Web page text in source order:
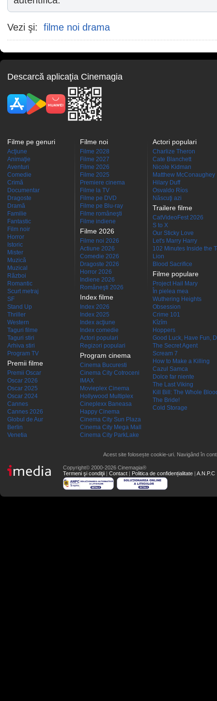
Vezi şi: filme noi drama
Descarcă aplicaţia Cinemagia
Filme pe genuri
Acţiune
Animaţie
Aventuri
Comedie
Crimă
Documentar
Dragoste
Dramă
Familie
Fantastic
Film noir
Horror
Istoric
Mister
Muzică
Muzical
Război
Romantic
Scurt metraj
SF
Stand Up
Thriller
Western
Taguri filme
Taguri stiri
Arhiva stiri
Program TV
Premii filme
Premii Oscar
Oscar 2026
Oscar 2025
Oscar 2024
Cannes
Cannes 2026
Globul de Aur
Berlin
Venetia
Filme noi
Filme 2028
Filme 2027
Filme 2026
Filme 2025
Premiere cinema
Filme la TV
Filme pe DVD
Filme pe Blu-ray
Filme româneşti
Filme indiene
Filme 2026
Filme noi 2026
Actiune 2026
Comedie 2026
Dragoste 2026
Horror 2026
Indiene 2026
Româneşti 2026
Index filme
Index 2026
Index 2025
Index acţiune
Index comedie
Actori populari
Regizori populari
Program cinema
Cinema Bucuresti
Cinema City Cotroceni
IMAX
Movieplex Cinema
Hollywood Multiplex
Cineplexx Baneasa
Happy Cinema
Cinema City Sun Plaza
Cinema City Mega Mall
Cinema City ParkLake
Actori populari
Charlize Theron
Cate Blanchett
Nicole Kidman
Matthew McConaughey
Hilary Duff
Osvaldo Ríos
Născuţi azi
Trailere filme
CatVideoFest 2026
S to X
Our Sticky Love
Let's Marry Harry
102 Minutes Inside the
Lion
Blood Sacrifice
Filme populare
Project Hail Mary
În pielea mea
Wuthering Heights
Obsession
Crime 101
Kîzîm
Hoppers
Good Luck, Have Fun,
The Secret Agent
Scream 7
How to Make a Killing
Cazul Samca
Dolce far niente
The Last Viking
Kill Bill: The Whole
The Bride!
Cold Storage
Acest site folosește cookie-uri. Navigând în
Copyright© 2000-2026 Cinemagia®
Termeni şi condiţii | Contact | Politica de confidențialitate | A.N.P.C